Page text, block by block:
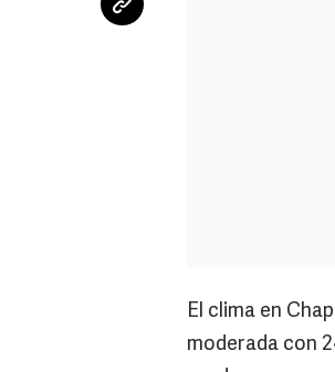
El clima en
moderada con